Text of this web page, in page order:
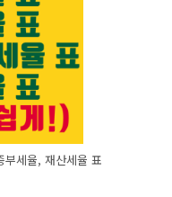
세율, 재산세율 표